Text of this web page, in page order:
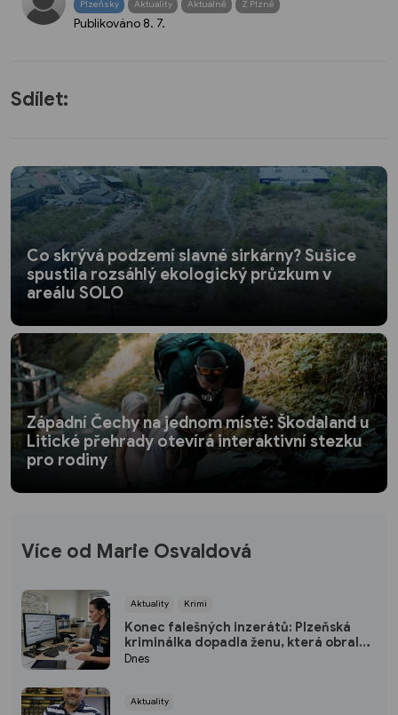
Plzeňský Aktuality Aktuálně Z Plzně
Publikováno 8. 7.
Sdílet:
Co skrývá podzemí slavné sirkárny? Sušice
spustila rozsáhlý ekologický průzkum v
areálu SOLO
Západní Čechy na jednom místě: Škodaland u
Litické přehrady otevírá interaktivní stezku
pro rodiny
Více od Marie Osvaldová
Aktuality Krimi
Konec falešných inzerátů: Plzeňská
kriminálka dopadla ženu, která obrala
desítky lidí po celé republice
Dnes
Aktuality